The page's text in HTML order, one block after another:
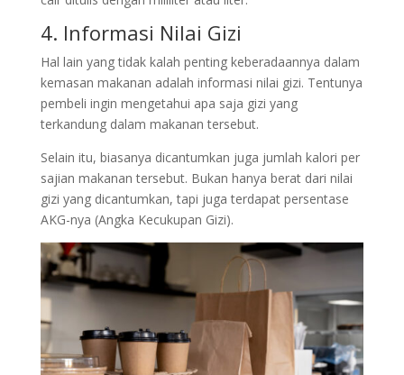
4. Informasi Nilai Gizi
Hal lain yang tidak kalah penting keberadaannya dalam
kemasan makanan adalah informasi nilai gizi. Tentunya
pembeli ingin mengetahui apa saja gizi yang
terkandung dalam makanan tersebut.
Selain itu, biasanya dicantumkan juga jumlah kalori per
sajian makanan tersebut. Bukan hanya berat dari nilai
gizi yang dicantumkan, tapi juga terdapat persentase
AKG-nya (Angka Kecukupan Gizi).